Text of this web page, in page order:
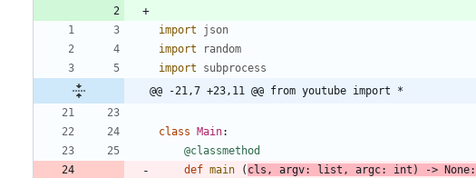
import
json
import
random
import
subprocess
@@ -21,7 +23,11 @@ from youtube import *
class Main:
@classmethod
def main ( cls , argv: list , argc: int ) -> None: